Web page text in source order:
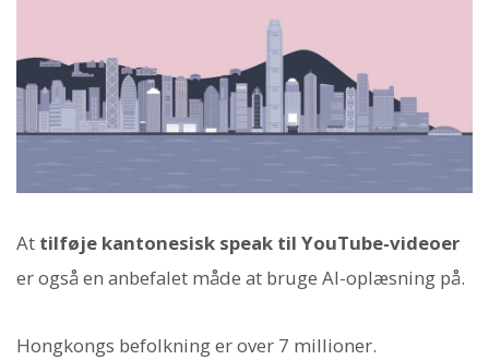
At tilføje kantonesisk speak til YouTube-videoer
er også en anbefalet måde at bruge AI-oplæsning på.
Hongkongs befolkning er over 7 millioner.